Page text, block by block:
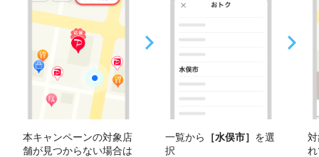
本キャンペーンの対象店
舗が見つからない場合は
一覧から ［水俣市］ を選
択